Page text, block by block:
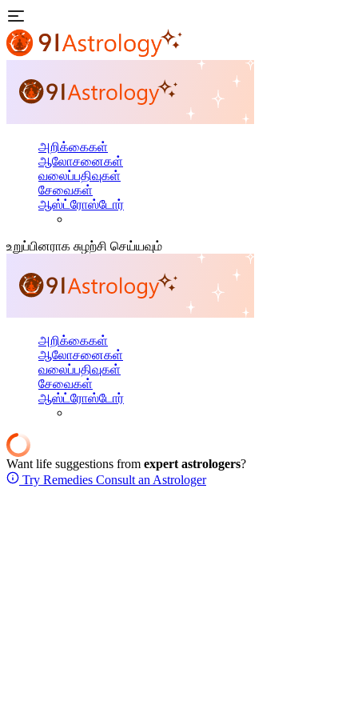
அறிக்கைகள்
ஆலோசனைகள்
வலைப்பதிவுகள்
சேவைகள்
ஆஸ்ட்ரோஸ்டோர்
உறுப்பினராக சுழற்சி செய்யவும்
அறிக்கைகள்
ஆலோசனைகள்
வலைப்பதிவுகள்
சேவைகள்
ஆஸ்ட்ரோஸ்டோர்
Want life suggestions from expert astrologers?
Try Remedies Consult an Astrologer